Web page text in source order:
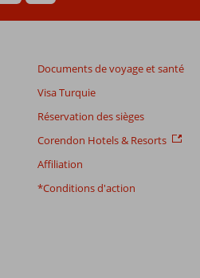
Documents de voyage et santé
Visa Turquie
Réservation des sièges
Corendon Hotels & Resorts
Affiliation
*Conditions d'action